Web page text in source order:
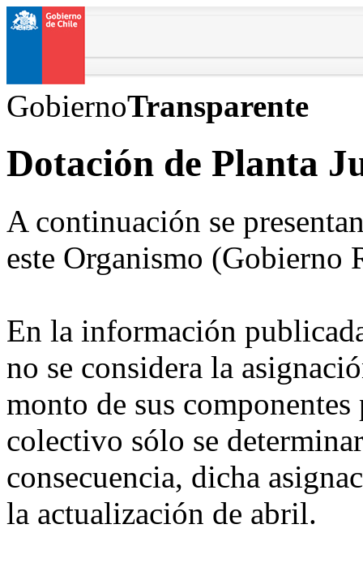
GobiernoTransparente
Dotación de Planta
A continuación se
este Organismo (Gobierno
En la información
no se considera la
monto de sus
colectivo sólo se
consecuencia, dicha
la actualización de abril.